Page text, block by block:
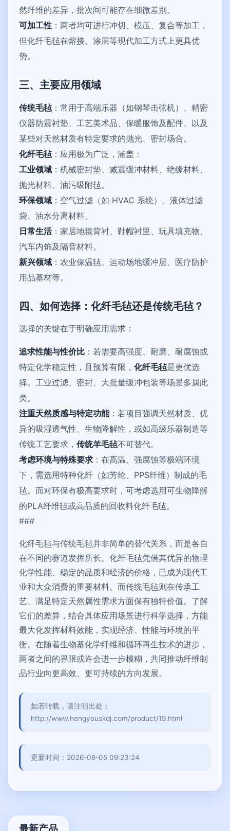
然纤维的差异，批次间可能存在细微差别。
可加工性 ：两者均可进行冲切、模压、复合等加工，
但化纤毛毡在熔接、涂层等现代加工方式上更具优
势。
三、主要应用领域
传统毛毡：常用于高端乐器（如钢琴击弦机）、精密
仪器防震衬垫、工艺美术品、保暖服饰及配件、以及
某些对天然材质有特定要求的抛光、密封场合。
化纤毛毡：应用极为广泛，涵盖：
工业领域 ：机械密封垫、减震缓冲材料、绝缘材料、
抛光材料、油污吸附毡。
环保领域 ：空气过滤（如 HVAC 系统）、液体过滤
袋、油水分离材料。
日常生活：家居地毯背衬、鞋帽衬里、玩具填充物、
汽车内饰及隔音材料。
新兴领域 ：农业保温毡、运动场地缓冲层、医疗防护
用品基材等。
四、如何选择：化纤毛毡还是传统毛毡？
选择的关键在于明确应用需求：
追求性能与性价比 ：若需要高强度、耐磨、耐腐蚀或
特定化学稳定性，且预算有限， 化纤毛毡是更优选
择。工业过滤、密封、大批量缓冲包装等场景多属此
类。
注重天然质感与特定功能：若项目强调天然材质、优
异的吸湿透气性、生物降解性，或如高级乐器制造等
传统工艺要求， 传统羊毛毡不可替代。
考虑环境与特殊要求 ：在高温、强腐蚀等极端环境
下，需选用特种化纤（如芳纶、PPS纤维）制成的毛
毡。而对环保有极高要求时，可考虑选用可生物降解
的PLA纤维毡或高品质的回收料化纤毛毡。
###
化纤毛毡与传统毛毡并非简单的替代关系，而是各自
在不同的赛道发挥所长。化纤毛毡凭借其优异的物理
化学性能、稳定的品质和经济的价格，已成为现代工
业和大众消费的重要材料。而传统毛毡则在传承工
艺、满足特定天然属性需求方面保有独特价值。了解
它们的差异，结合具体应用场景进行科学选择，方能
最大化发挥材料效能，实现经济、性能与环境的平
衡。在随着生物基化学纤维和循环再生技术的进步，
两者之间的界限或许会进一步模糊，共同推动纤维制
品行业向更高效、更可持续的方向发展。
如若转载，请注明出处：
http://www.hengyouskdj.com/product/19.html
更新时间：2026-08-05 09:23:24
最新产品